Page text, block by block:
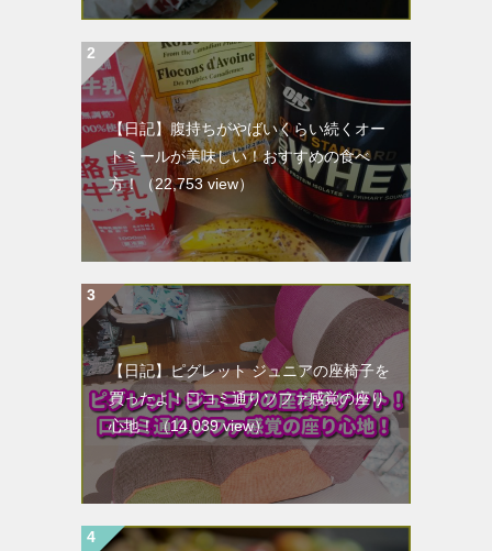
【日記】腹持ちがやばいくらい続くオー
トミールが美味しい！おすすめの食べ
方！
（22,753 view）
【日記】ピグレット ジュニアの座椅子を
買ったよ！口コミ通りソファ感覚の座り
心地！（14,039 view）